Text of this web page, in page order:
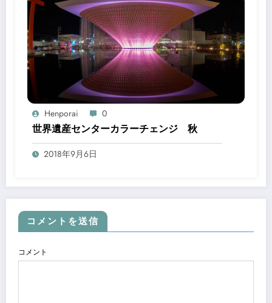
Henporai 0
世界遺産センターカラーチェンジ 秋
2018年9月6日
コメントを送信
コメント